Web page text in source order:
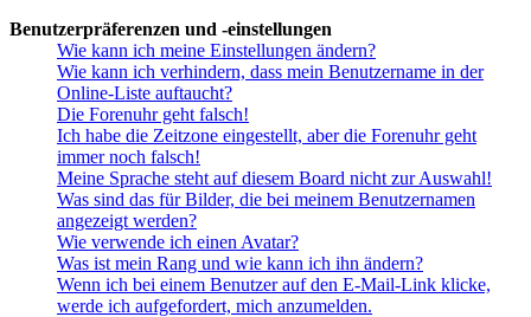
Benutzerpräferenzen und -einstellungen
Wie kann ich meine Einstellungen ändern?
Wie kann ich verhindern, dass mein Benutzername in der
Online-Liste auftaucht?
Die Forenuhr geht falsch!
Ich habe die Zeitzone eingestellt, aber die Forenuhr geht
immer noch falsch!
Meine Sprache steht auf diesem Board nicht zur Auswahl!
Was sind das für Bilder, die bei meinem Benutzernamen
angezeigt werden?
Wie verwende ich einen Avatar?
Was ist mein Rang und wie kann ich ihn ändern?
Wenn ich bei einem Benutzer auf den E-Mail-Link klicke,
werde ich aufgefordert, mich anzumelden.